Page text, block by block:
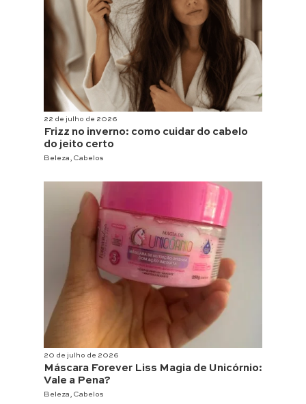
22 de julho de 2026
Frizz no inverno: como cuidar do cabelo
do jeito certo
Beleza , Cabelos
20 de julho de 2026
Máscara Forever Liss Magia de Unicórnio:
Vale a Pena?
Beleza , Cabelos